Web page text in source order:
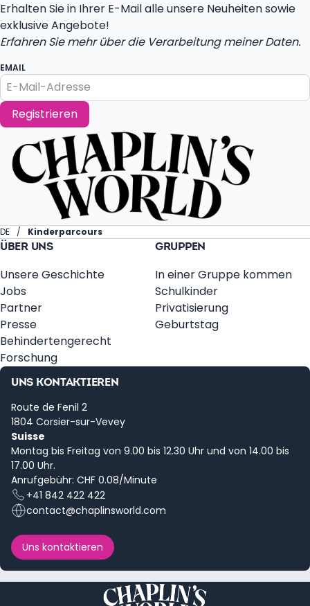
Erhalten Sie in Ihrer E-Mail alle unsere Neuheiten sowie
exklusive Angebote!
Erfahren Sie mehr über die Verarbeitung meiner Daten.
EMAIL
Registrieren
DE Kinderparcours
ÜBER UNS
Unsere Geschichte
Jobs
Partner
Presse
Behindertengerecht
Forschung
GRUPPEN
In einer Gruppe kommen
Schulkinder
Privatisierung
Geburtstag
UNS KONTAKTIEREN
Route de Fenil 2
1804 Corsier-sur-Vevey
Suisse
Montag bis Freitag von 9.00 bis 12.30 Uhr und von 14.00 bis
17.00 Uhr.
Anrufgebühr: CHF 0.08/Minute
+41 842 422 422
contact@chaplinsworld.com
Uns kontaktieren